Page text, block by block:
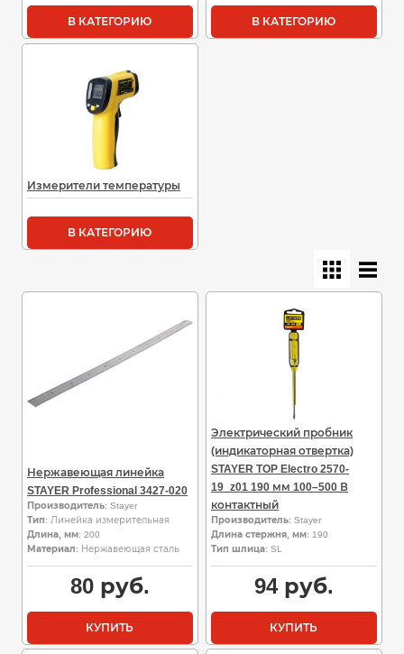
В КАТЕГОРИЮ В КАТЕГОРИЮ
Измерители температуры
В КАТЕГОРИЮ
Нержавеющая линейка
STAYER Professional 3427-020
Производитель: Stayer
Тип: Линейка измерительная
Длина, мм: 200
Материал: Нержавеющая сталь
80руб.
КУПИТЬ
Электрический пробник
(индикаторная отвертка)
STAYER TOP Electro 2570-
19_z01 190 мм 100–500 В
контактный
Производитель: Stayer
Длина стержня, мм: 190
Тип шлица: SL
94руб.
КУПИТЬ